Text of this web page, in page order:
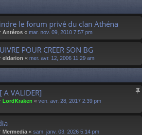
e
le forum privé du clan Athéna
Antéros « mar. nov. 09, 2010 7:57 pm
POUR CREER SON BG
eldarion « mer. avr. 12, 2006 11:29 am
A VALIDER]
LordKraken « ven. avr. 28, 2017 2:39 pm
Mermedia « sam. janv. 03, 2026 5:14 pm